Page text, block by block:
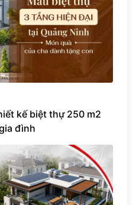
kế biệt thự 250 m2
đình